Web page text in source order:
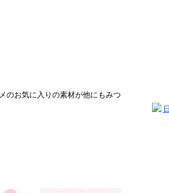
のお気に入りの素材が他にもみつ